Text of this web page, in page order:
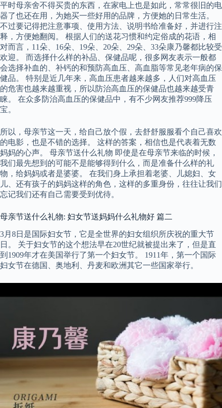
平时母亲舍不得买贵的东西，在家电上也是如此，常常很旧的电
器了也还在用，为她买一些好用的品牌，方便她的日常生活。
不过要记得把注意事项、使用方法、说明书给准备好，并进行注
释，方便她翻阅。 根据人们的送花习惯和约定俗成的花语，相
对而言，11朵、16朵、19朵、20朵、29朵、33朵康乃馨都比较受
欢迎。 而选择什么样的补品、保健品呢，很多网友表示一般都
会选择补血的、补钙的和预防高血压、高血脂等常见老年病的保
健品。 特别是近几年来，高血压患者越来越多，人们对高血压
的危害也越来越重视，所以防治高血压的保健品也越来越受青
睐。 在众多防治高血压的保健品中，有不少网友推荐999降压
宝。
所以，母亲节这一天，给自己放个假，去舒舒服服看个自己喜欢
的电影，也是不错的选择。 这样的答案，相信也是代表着无数
妈妈的心声。 母亲节送什么礼物 即使是在母亲节来临的时候，
我们最先想到的可能不是能够得到什么，而是准备什么样的礼
物，给妈妈或者是婆婆。 在我们身上承担着老婆、儿媳妇、女
儿、还有孩子的妈妈这样的角色，这样的多重身份，往往让我们
忘记我们还有自己需要受到优待。
母亲节送什么礼物: 妇女节送妈妈什么礼物好 篇二
3月8日是国际妇女节，它是全世界的妇女组织所庆祝的重大节
日。 关于妇女节的这个想法早在20世纪就被提出来了，但是直
到1909年才在美国举行了第一个妇女节。 1911年，第一个国际
妇女节在德国、奥地利、丹麦和欧洲其它一些国家举行。